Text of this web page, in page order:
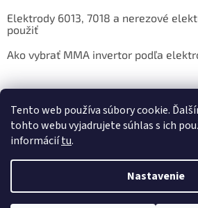
Tento web používa súbory cookie.
tohto webu vyjadrujete súhlas s ich
informáciítu.
Nastavenie
Elektrody 6013, 7018 a nerezové
použiť
Ako vybrať MMA invertor podľa
Facebook
Vytvoril Shoptet